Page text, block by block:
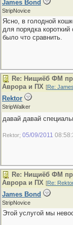
James Bond
StripNovice
Ясно, в голодной
для порядка
было что сравнить.
Re: Нищиёб ФМ
Аврора и ПХ [Re:
Rektor
StripWalker
давай давай
Rektor; 05/09/2011
Re: Нищиёб ФМ
Аврора и ПХ [Re:
James Bond
StripNovice
Этой услугой мы